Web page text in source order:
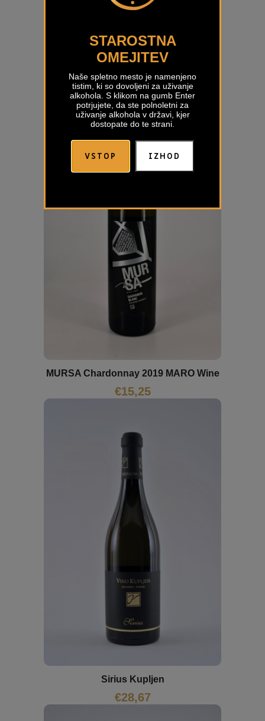
STAROSTNA
OMEJITEV
Naše spletno mesto je namenjeno
tistim, ki so dovoljeni za uživanje
alkohola. S klikom na gumb Enter
potrjujete, da ste polnoletni za
uživanje alkohola v državi, kjer
dostopate do te strani.
VSTOP IZHOD
€49,00
MURSA Chardonnay 2019 MARO Wine
€15,25
Sirius Kupljen
€28,67